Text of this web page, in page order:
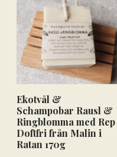
Ekotvål &
Schampobar Rausl &
Ringblomma med Rep
Doftfri från Malin i
Ratan 170g
Lägg till
Gå till
Få hem dina